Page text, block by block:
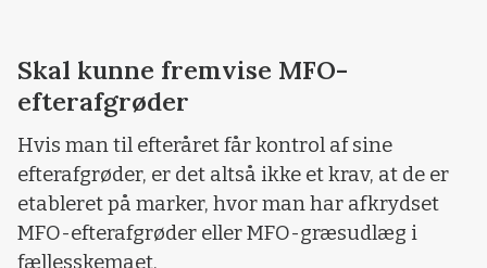
Skal kunne fremvise MFO-
efterafgrøder
Hvis man til efteråret får kontrol af sine
efterafgrøder, er det altså ikke et krav, at de er
etableret på marker, hvor man har afkrydset
MFO-efterafgrøder eller MFO-græsudlæg i
fællesskemaet.